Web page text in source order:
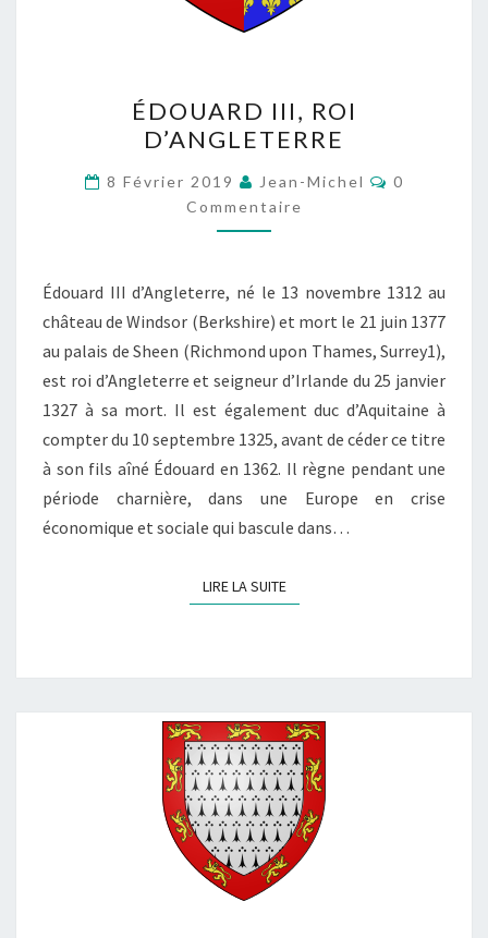
III,
ROI
D’ANGLETERRE
ÉDOUARD III, ROI
D’ANGLETERRE
8 Février 2019 Jean-Michel
0
Commentaire
Édouard III d’Angleterre, né le 13 novembre 1312 au
château de Windsor (Berkshire) et mort le 21 juin 1377
au palais de Sheen (Richmond upon Thames, Surrey1),
est roi d’Angleterre et seigneur d’Irlande du 25 janvier
1327 à sa mort. Il est également duc d’Aquitaine à
compter du 10 septembre 1325, avant de céder ce titre
à son fils aîné Édouard en 1362. Il règne pendant une
période charnière, dans une Europe en crise
économique et sociale qui bascule dans…
LIRE LA SUITELIRE LA SUITE